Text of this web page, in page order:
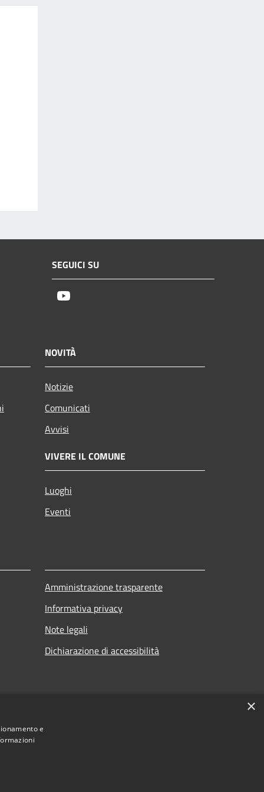
SEGUICI SU
NOVITÀ
Notizie
Comunicati
Avvisi
VIVERE IL COMUNE
Luoghi
Eventi
Amministrazione trasparente
Informativa privacy
Note legali
Dichiarazione di accessibilità
×
e